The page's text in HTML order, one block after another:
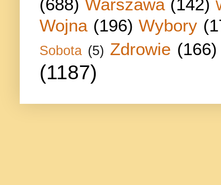
(688) Warszawa (142)
Wojna (196) Wybory
Sobota (5) Zdrowie (166)
(1187)